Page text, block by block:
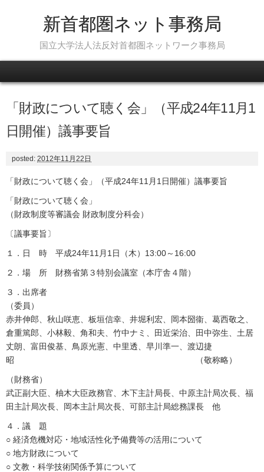
新首都圏ネット事務局
国立大学法人法反対首都圏ネットワーク事務局
「財政について聴く会」（平成24年11月1
日開催）議事要旨
posted: 2012年11月22日
「財政について聴く会」（平成24年11月1日開催）議事要旨
「財政について聴く会」
（財政制度等審議会 財政制度分科会）
〔議事要旨〕
１．日 時 平成24年11月1日（木）13:00～16:00
２．場 所 財務省第３特別会議室（本庁舎４階）
３．出席者
（委員）
赤井伸郎、秋山咲恵、板垣信幸、井堀利宏、岡本圀衞、葛西敬之、
倉重篤郎、小林毅、角和夫、竹中ナミ、田近栄治、田中弥生、土居
丈朗、富田俊基、鳥原光憲、中里透、早川準一、渡辺捷
昭 （敬称略）
（財務省）
武正副大臣、柚木大臣政務官、木下主計局長、中原主計局次長、福
田主計局次長、岡本主計局次長、可部主計局総務課長 他
４．議 題
○ 経済危機対応・地域活性化予備費等の活用について
○ 地方財政について
○ 文教・科学技術関係予算について